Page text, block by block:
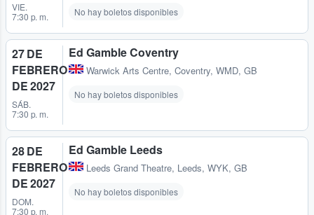
VIE.
7:30 p. m.
No hay boletos disponibles
27 DE
FEBRERO
DE 2027
SÁB.
7:30 p. m.
Ed Gamble Coventry
Warwick Arts Centre, Coventry, WMD, GB
No hay boletos disponibles
28 DE
FEBRERO
DE 2027
DOM.
7:30 p. m.
Ed Gamble Leeds
Leeds Grand Theatre, Leeds, WYK, GB
No hay boletos disponibles